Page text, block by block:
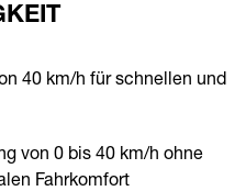
40 km/h für schnellen und
von 0 bis 40 km/h ohne
Fahrkomfort